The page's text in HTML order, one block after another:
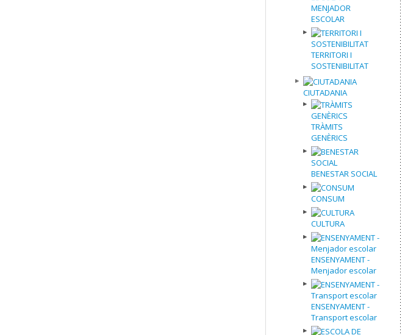
MENJADOR
ESCOLAR
TERRITORI I
SOSTENIBILITAT
CIUTADANIA
TRÀMITS
GENÈRICS
BENESTAR SOCIAL
CONSUM
CULTURA
ENSENYAMENT -
Menjador escolar
ENSENYAMENT -
Transport escolar